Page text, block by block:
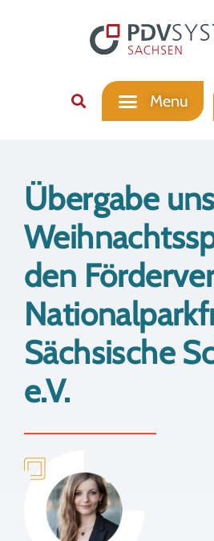
Übergabe
den
Sächsische
e.V.